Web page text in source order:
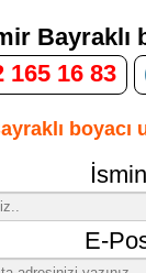
Bayraklı
165 16 83
boyacı
E-